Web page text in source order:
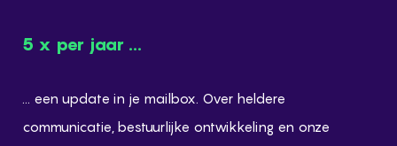
5 x per jaar ...
... een update in je mailbox. Over heldere
communicatie, bestuurlijke ontwikkeling en onze